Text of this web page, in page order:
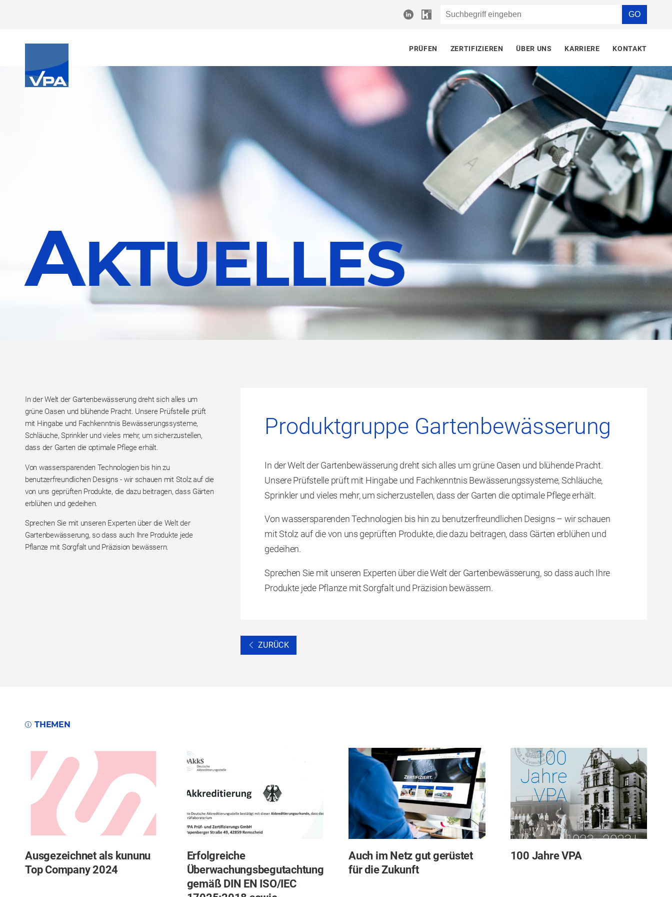
PRÜFEN ZERTIFIZIEREN ÜBER UNS KARRIERE KONTAKT
AKTUELLES
In der Welt der Gartenbewässerung dreht sich alles um
grüne Oasen und blühende Pracht. Unsere Prüfstelle prüft
mit Hingabe und Fachkenntnis Bewässerungssysteme,
Schläuche, Sprinkler und vieles mehr, um sicherzustellen,
dass der Garten die optimale Pflege erhält.
Von wassersparenden Technologien bis hin zu
benutzerfreundlichen Designs - wir schauen mit Stolz auf die
von uns geprüften Produkte, die dazu beitragen, dass Gärten
erblühen und gedeihen.
Sprechen Sie mit unseren Experten über die Welt der
Gartenbewässerung, so dass auch Ihre Produkte jede
Pflanze mit Sorgfalt und Präzision bewässern.
Produktgruppe Gartenbewässerung
In der Welt der Gartenbewässerung dreht sich alles um grüne Oasen und blühende Pracht.
Unsere Prüfstelle prüft mit Hingabe und Fachkenntnis Bewässerungssysteme, Schläuche,
Sprinkler und vieles mehr, um sicherzustellen, dass der Garten die optimale Pflege erhält.
Von wassersparenden Technologien bis hin zu benutzerfreundlichen Designs – wir schauen
mit Stolz auf die von uns geprüften Produkte, die dazu beitragen, dass Gärten erblühen und
gedeihen.
Sprechen Sie mit unseren Experten über die Welt der Gartenbewässerung, so dass auch Ihre
Produkte jede Pflanze mit Sorgfalt und Präzision bewässern.
ZURÜCK
THEMEN
Ausgezeichnet als kununu
Top Company 2024
Erfolgreiche
Überwachungsbegutachtung
gemäß DIN EN ISO/IEC
Auch im Netz gut gerüstet
für die Zukunft
100 Jahre VPA